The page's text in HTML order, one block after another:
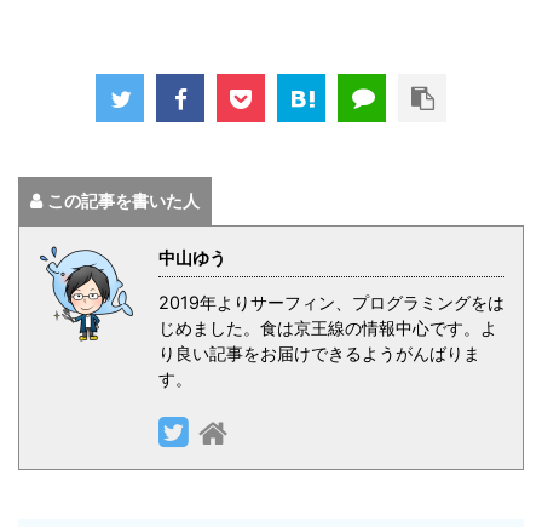
この記事を書いた人
中山ゆう
2019年よりサーフィン、プログラミングをは
じめました。食は京王線の情報中心です。よ
り良い記事をお届けできるようがんばりま
す。